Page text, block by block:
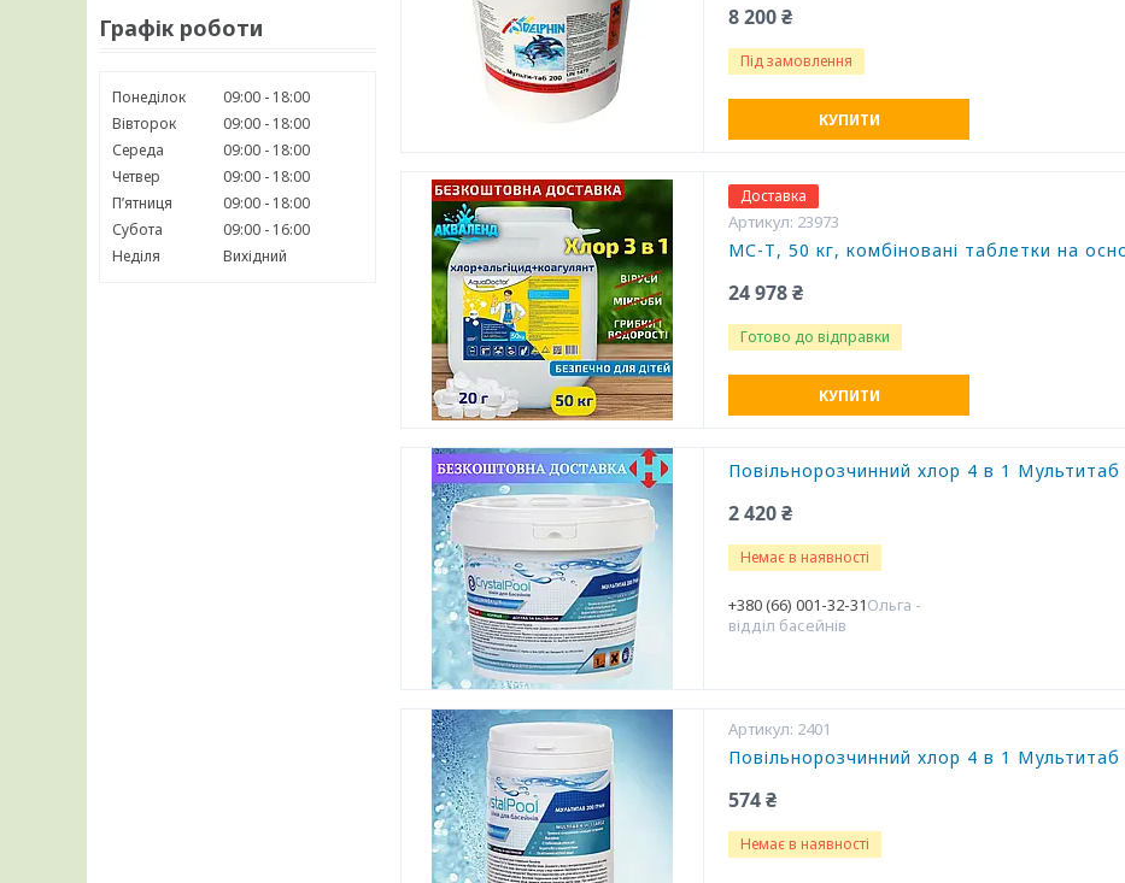
Графік роботи
Понеділок 09:00
18:00
Вівторок
09:00
18:00
Середа
09:00
18:00
Четвер
09:00
18:00
Пʼятниця
09:00
18:00
Субота
09:00
16:00
Неділя
Вихідний
8 200 ₴
Під замовлення
КУПИТИ
Доставка
23973
МС-Т, 50 кг, комбіновані таблетки на
24 978 ₴
Готово до відправки
КУПИТИ
Повільнорозчинний хлор 4 в 1
2 420 ₴
Немає в наявності
+380 (66) 001-32-31Ольга -
відділ басейнів
2401
Повільнорозчинний хлор 4 в 1
574 ₴
Немає в наявності